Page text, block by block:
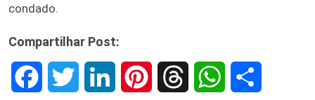
condado.
Compartilhar Post: